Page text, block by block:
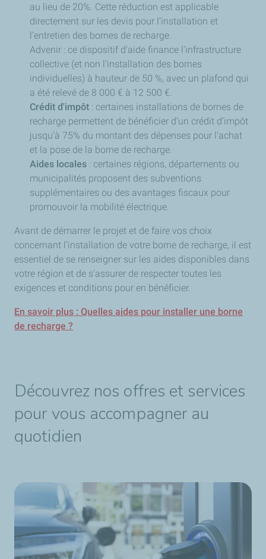
au lieu de 20%. Cette réduction est applicable
directement sur les devis pour l’installation et
l’entretien des bornes de recharge.
Advenir : ce dispositif d'aide finance l'infrastructure
collective (et non l'installation des bornes
individuelles) à hauteur de 50 %, avec un plafond qui
a été relevé de 8 000 € à 12 500 €.
Crédit d'impôt : certaines installations de bornes de
recharge permettent de bénéficier d’un crédit d’impôt
jusqu’à 75% du montant des dépenses pour l’achat
et la pose de la borne de recharge.
Aides locales : certaines régions, départements ou
municipalités proposent des subventions
supplémentaires ou des avantages fiscaux pour
promouvoir la mobilité électrique.
Avant de démarrer le projet et de faire vos choix
concernant l’installation de votre borne de recharge, il est
essentiel de se renseigner sur les aides disponibles dans
votre région et de s'assurer de respecter toutes les
exigences et conditions pour en bénéficier.
En savoir plus : Quelles aides pour installer une borne
de recharge ?
Découvrez nos offres et services
pour vous accompagner au
quotidien